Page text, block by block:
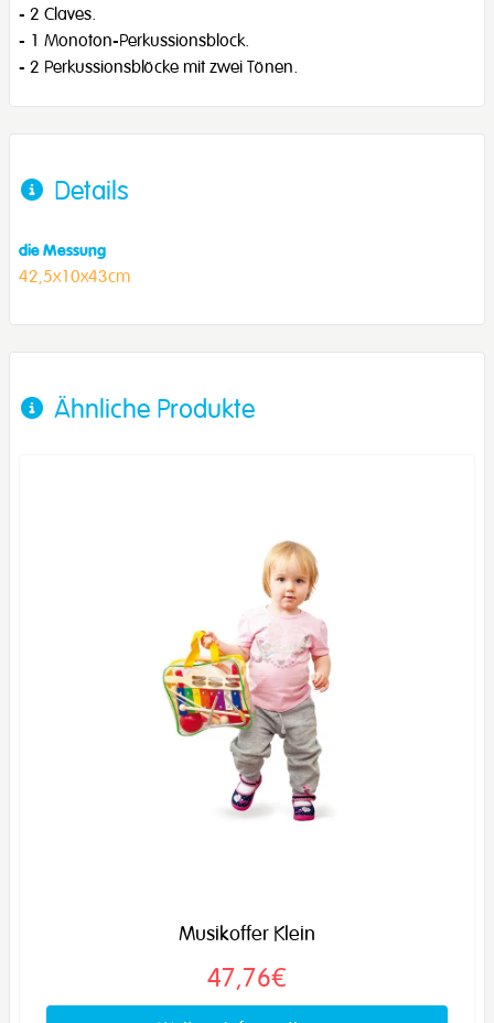
- 2 Claves.
- 1 Monoton-Perkussionsblock.
- 2 Perkussionsblöcke mit zwei Tönen.
Details
die Messung
42,5x10x43cm
Ähnliche Produkte
Musikoffer Klein
47,76€